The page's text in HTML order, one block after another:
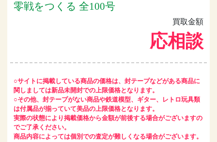
零戦をつくる 全100号
買取金額
応相談
○サイトに掲載している商品の価格は、封テープなどがある商品に
関しましては新品未開封での上限価格となります。
○その他、封テープがない商品や鉄道模型、ギター、レトロ玩具類
は付属品が揃っていて美品の上限価格となります。
実際の状態により掲載価格から金額が前後する場合がございますの
でご了承ください。
商品内容によっては個別での査定が難しくなる場合がございます。